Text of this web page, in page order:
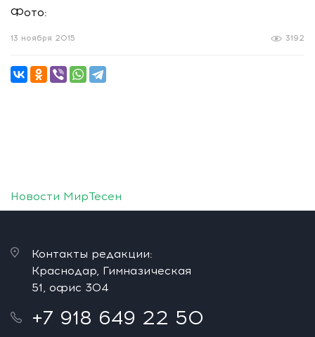
Фото:
3192
13 ноября 2015
Новости МирТесен
Контакты редакции:
Краснодар, Гимназическая
51, офис 304
+7 918 649 22 50